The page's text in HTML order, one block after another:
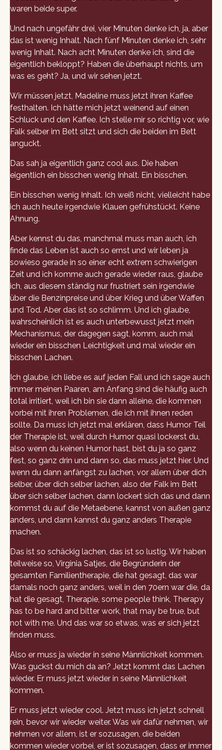
waren beide super.
Und nach ungefähr drei, vier Minuten denke ich, ja, aber
das ist wenig Inhalt. Nach fünf Minuten denke ich, sehr
wenig Inhalt. Nach acht Minuten denke ich, sind die
eigentlich bekloppt? Haben die überhaupt nichts, um
was es geht? Ja, und wir sehen jetzt.
Wir müssen jetzt, Madeline muss jetzt ihren Kaffee
festhalten. Ich hätte mich jetzt weinend auf einen
Schluck und den Kaffee. Ich stelle mir so richtig vor, wie
Falk selber im Bett sitzt und sich die beiden im Bett
anguckt.
Das sah ja eigentlich ganz cool aus. Die haben
eigentlich ein bisschen wenig Inhalt. Ein bisschen.
Ein bisschen wenig Inhalt. Ich weiß nicht, vielleicht habe
ich auch heute irgendwie Klauen gefrühstückt. Keine
Ahnung.
Aber kennst du das, manchmal muss man auch, ich
finde das Leben ist auch so ernst und wir leben ja
sowieso gerade in so einer echt extrem schwierigen
Zeit und ich komme auch gerade wieder raus, glaube
ich, aus diesem ständig nur frustriert sein irgendwie
über die Benzinpreise und über Krieg und über Waffen
und Tod. Aber das ist so schlimm. Und ich glaube,
wahrscheinlich ist es auch unterbewusst jetzt mein
Mechanismus, der dagegen sagt, komm, auch mal
wieder ein bisschen Leichtigkeit und mal wieder ein
bisschen Lachen.
Ich glaube, ich liebe es auf jeden Fall und ich sage auch
immer meinen Paaren, am Anfang sind die häufig auch
total irritiert, weil ich bin sie dann alleine, die kommen
vorbei mit ihren Problemen, die ich mit ihnen reden
sollte. Da muss ich jetzt mal erklären, dass Humor Teil
der Therapie ist, weil durch Humor quasi lockerst du,
also wenn du keinen Humor hast, bist du ja so ganz
fest, so ganz drin und dann so, das muss jetzt hier. Und
wenn du dann anfängst zu lachen, vor allem über dich
selber, über dich selber lachen, also der Falk im Bett
über sich selber lachen, dann lockert sich das und dann
kommst du auf die Metaebene, kannst von außen ganz
anders, und dann kannst du ganz anders Therapie
machen.
Das ist so schäckig lachen, das ist so lustig. Wir haben
teilweise so, Virginia Satjes, die Begründerin der
gesamten Familientherapie, die hat gesagt, das war
damals noch ganz anders, weil in den 70ern war die, da
hat die gesagt, Therapie, some people think, Therapy
has to be hard and bitter work, that may be true, but
not with me. Und das war so etwas, was er sich jetzt
finden muss.
Also er muss ja wieder in seine Männlichkeit kommen.
Was guckst du mich da an? Jetzt kommt das Lachen
wieder. Er muss jetzt wieder in seine Männlichkeit
kommen.
Er muss jetzt wieder cool. Jetzt muss ich jetzt schnell
rein, bevor wir wieder weiter. Was wir dafür nehmen, wir
nehmen vor allem, ist er sozusagen, die beiden
kommen wieder vorbei, er ist sozusagen, dass er immer